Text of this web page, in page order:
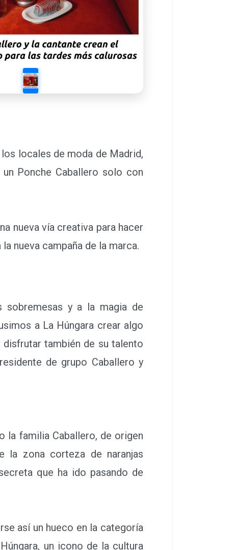
locales de moda de Madrid,
Ponche Caballero solo con
nueva vía creativa para hacer
nueva campaña de la marca.
y a la magia de
a La Húngara crear algo
también de su talento
de grupo Caballero y
la familia Caballero, de origen
la zona corteza de naranjas
que ha ido pasando de
así un hueco en la categoría
un icono de la cultura